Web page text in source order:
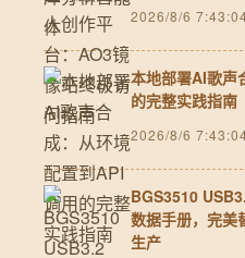
2026/8/6
本地部署AI歌声
的完整实践指南
2026/8/6
BGS3510
数据手册，完美
生产